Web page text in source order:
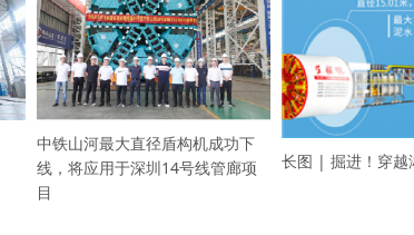
中铁山河最大直径盾构机成功下
线，将应用于深圳14号线管廊项
目
长图 | 掘进！穿越